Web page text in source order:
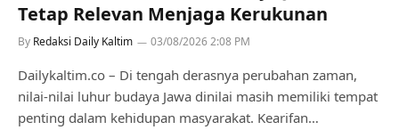
Tetap Relevan Menjaga Kerukunan
By Redaksi Daily Kaltim 03/08/2026 2:08 PM
Dailykaltim.co – Di tengah derasnya perubahan zaman,
nilai-nilai luhur budaya Jawa dinilai masih memiliki tempat
penting dalam kehidupan masyarakat. Kearifan…